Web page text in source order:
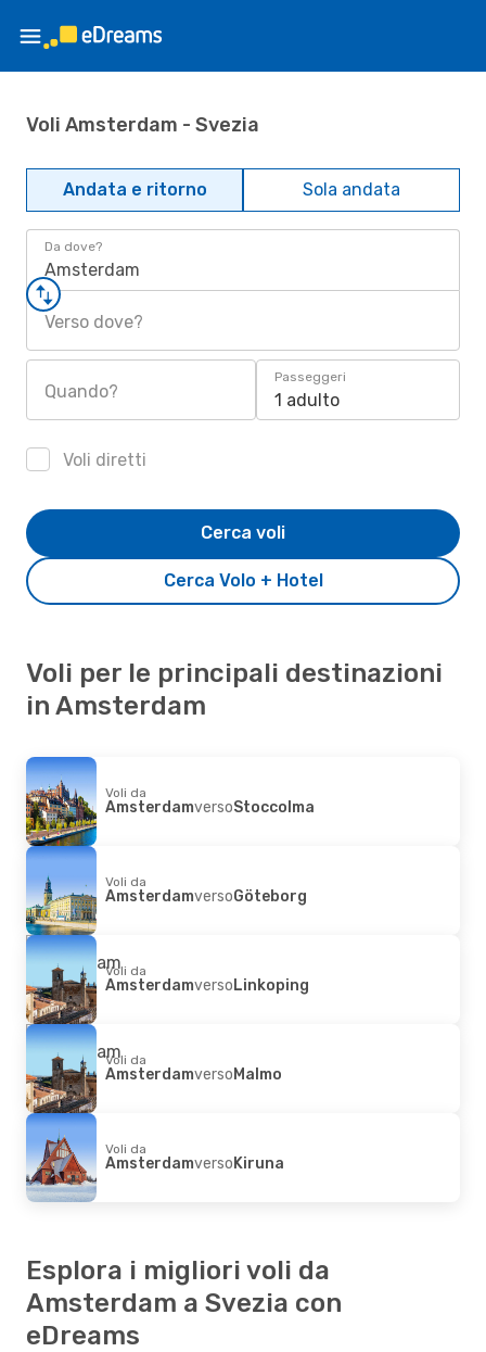
Voli Amsterdam - Svezia
Andata e ritorno Sola andata
Da dove?
Amsterdam
Verso dove?
Quando?
Passeggeri
1 adulto
Voli diretti
Cerca Volo + Hotel
Cerca voli
Voli per le principali destinazioni
in Amsterdam
Voli da
AmsterdamversoStoccolma
Voli da
AmsterdamversoGöteborg
Voli da
AmsterdamversoLinkoping
Voli da
AmsterdamversoMalmo
Voli da
AmsterdamversoKiruna
Esplora i migliori voli da
Amsterdam a Svezia con
eDreams